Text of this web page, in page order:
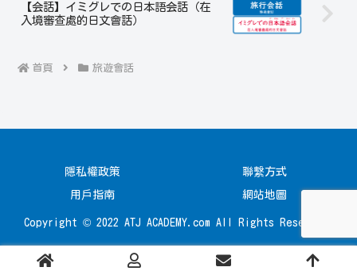
【会話】イミグレでの日本語会話（在
入境審查處的日文會話）
首頁 旅遊會話
隱私權政策 聯繫方式
用戶指南 網站地圖
Copyright © 2022 ATJ ACADEMY.com All Rights Reserved.